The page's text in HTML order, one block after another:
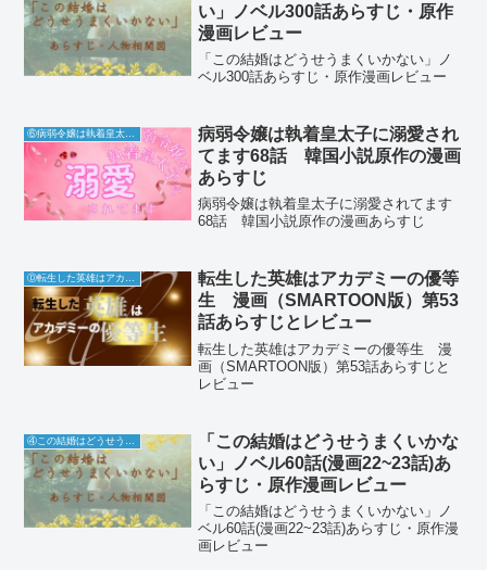
い」ノベル300話あらすじ・原作
漫画レビュー
「この結婚はどうせうまくいかない」ノ
ベル300話あらすじ・原作漫画レビュー
⑥病弱令嬢は執着皇太子に溺愛されてます
病弱令嬢は執着皇太子に溺愛され
てます68話 韓国小説原作の漫画
あらすじ
病弱令嬢は執着皇太子に溺愛されてます
68話 韓国小説原作の漫画あらすじ
Ⓓ転生した英雄はアカデミーの優等生
転生した英雄はアカデミーの優等
生 漫画（SMARTOON版）第53
話あらすじとレビュー
転生した英雄はアカデミーの優等生 漫
画（SMARTOON版）第53話あらすじと
レビュー
「この結婚はどうせうまくいかな
い」ノベル60話(漫画22~23話)あ
らすじ・原作漫画レビュー
「この結婚はどうせうまくいかない」ノ
ベル60話(漫画22~23話)あらすじ・原作漫
画レビュー